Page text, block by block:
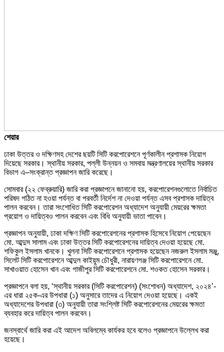
শেয়ার
ঢাকা উত্তর ও দক্ষিণসহ দেশের ছয়টি সিটি করপোরেশনে পূর্ণকালীন প্রশাসক নিয়োগ
দিয়েছে সরকার। স্থানীয় সরকার, পল্লী উন্নয়ন ও সমবায় মন্ত্রণালয়ের স্থানীয় সরকার
বিভাগ এ–সংক্রান্ত প্রজ্ঞাপন জারি করেছে।
সোমবার (২২ ফেব্রুয়ারি) জারি করা প্রজ্ঞাপনে জানানো হয়, করপোরেশনগুলোতে নির্বাচিত
পরিষদ গঠিত না হওয়া পর্যন্ত বা পরবর্তী নির্দেশ না দেওয়া পর্যন্ত এসব প্রশাসক দায়িত্ব
পালন করবেন। তারা সংশোধিত সিটি করপোরেশন অধ্যাদেশ অনুযায়ী মেয়রের ক্ষমতা
প্রয়োগ ও দায়িত্বও পালন করবেন এবং বিধি অনুযায়ী ভাতা পাবেন।
প্রজ্ঞাপন অনুযায়ী, ঢাকা দক্ষিণ সিটি করপোরেশনের প্রশাসক হিসেবে নিয়োগ পেয়েছেন
মো. আব্দুস সালাম এবং ঢাকা উত্তর সিটি করপোরেশনের দায়িত্ব দেওয়া হয়েছে মো.
শফিকুল ইসলাম খানকে। খুলনা সিটি করপোরেশনে প্রশাসক হয়েছেন নজরুল ইসলাম মঞ্জু,
সিলেট সিটি করপোরেশনে আব্দুল কাইয়ুম চৌধুরী, নারায়ণগঞ্জ সিটি করপোরেশনে মো.
সাখাওয়াত হোসেন খান এবং গাজীপুর সিটি করপোরেশনে মো. শওকত হোসেন সরকার।
প্রজ্ঞাপনে বলা হয়, ‘স্থানীয় সরকার (সিটি করপোরেশন) (সংশোধন) অধ্যাদেশ, ২০২৪’-
এর ধারা ২৫ক-এর উপধারা (১) অনুসারে তাদের এ নিয়োগ দেওয়া হয়েছে। একই
অধ্যাদেশের উপধারা (৩) অনুযায়ী তারা সংশ্লিষ্ট সিটি করপোরেশনের মেয়রের ক্ষমতা
ব্যবহার করে দায়িত্ব পালন করবেন।
জনস্বার্থে জারি করা এই আদেশ অবিলম্বে কার্যকর হবে বলেও প্রজ্ঞাপনে উল্লেখ করা
হয়েছে।